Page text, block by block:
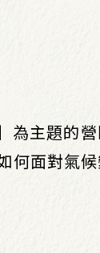
主題的
何面對氣